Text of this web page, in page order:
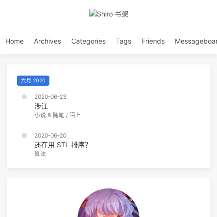
Home Archives Categories Tags Friends
六月 2020
2020-06-23
涉江
小说 & 随笔 / 陌上
2020-06-20
还在用 STL 排序？
算法